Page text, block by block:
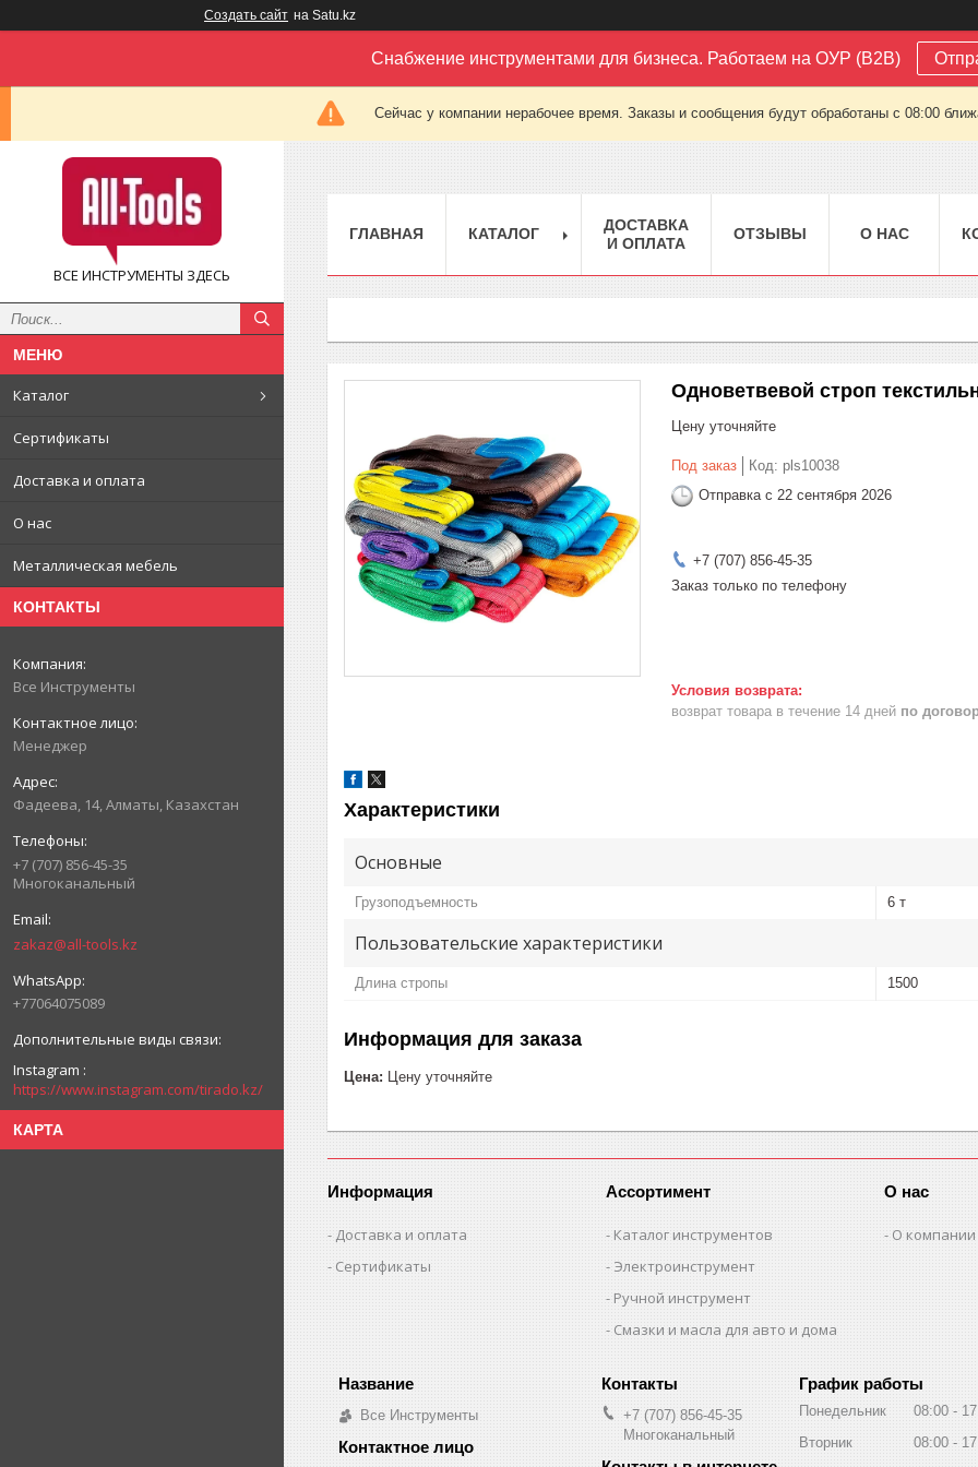
Создать сайт на Satu.kz
Снабжение инструментами для бизнеса. Работаем на ОУР (B2B)
Сейчас у компании нерабочее время. Заказы и сообщения будут обработаны с 08:00
ВСЕ ИНСТРУМЕНТЫ ЗДЕСЬ
Каталог
Сертификаты
Доставка и оплата
О нас
Металлическая мебель
КОНТАКТЫ
Все Инструменты
Менеджер
Фадеева, 14, Алматы, Казахстан
+7 (707) 856-45-35
Многоканальный
zakaz@all-tools.kz
+77064075089
Instagram
https://www.instagram.com/tirado.kz/
КАРТА
ГЛАВНАЯ КАТАЛОГ
ДОСТАВКА
И ОПЛАТА
ОТЗЫВЫ О НАС
Одноветвевой строп
Цену уточняйте
Под заказ Код: pls10038
Отправка с 22 сентября 2026
+7 (707) 856-45-35
Заказ только по телефону
возврат товара в течение 14 дней по
Характеристики
Основные
Грузоподъемность 6 т
Пользовательские характеристики
Длина стропы 1500
Информация для заказа
Цена: Цену уточняйте
Информация
Доставка и оплата
Сертификаты
Ассортимент
Каталог инструментов
Электроинструмент
Ручной инструмент
Смазки и масла для авто и дома
О нас
О компании
Все Инструменты
+7 (707) 856-45-35
Многоканальный
График работы
Понедельник 08:00
Вторник
08:00